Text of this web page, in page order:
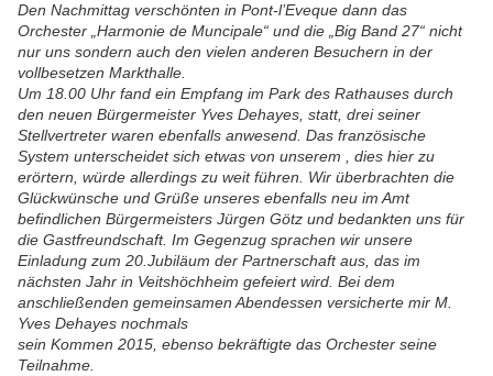
Den Nachmittag verschönten in Pont-l’Eveque dann das
Orchester „Harmonie de Muncipale“ und die „Big Band 27“ nicht
nur uns sondern auch den vielen anderen Besuchern in der
vollbesetzen Markthalle.
Um 18.00 Uhr fand ein Empfang im Park des Rathauses durch
den neuen Bürgermeister Yves Dehayes, statt, drei seiner
Stellvertreter waren ebenfalls anwesend. Das französische
System unterscheidet sich etwas von unserem , dies hier zu
erörtern, würde allerdings zu weit führen. Wir überbrachten die
Glückwünsche und Grüße unseres ebenfalls neu im Amt
befindlichen Bürgermeisters Jürgen Götz und bedankten uns für
die Gastfreundschaft. Im Gegenzug sprachen wir unsere
Einladung zum 20.Jubiläum der Partnerschaft aus, das im
nächsten Jahr in Veitshöchheim gefeiert wird. Bei dem
anschließenden gemeinsamen Abendessen versicherte mir M.
Yves Dehayes nochmals
sein Kommen 2015, ebenso bekräftigte das Orchester seine
Teilnahme.